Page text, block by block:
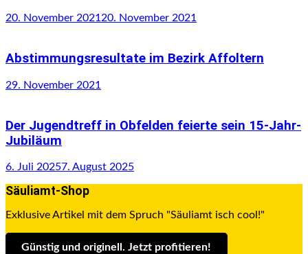
20. November 202120. November 2021
Abstimmungsresultate im Bezirk Affoltern
29. November 2021
Der Jugendtreff in Obfelden feierte sein 15-Jahr-
Jubiläum
6. Juli 20257. August 2025
Säuliamt-Shop
Exklusive Artikel mit dem Spruch "Säuliamt isch cool!"
Günstig und originell. Jetzt profitieren!